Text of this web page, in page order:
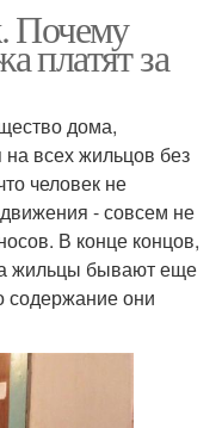
Почему
платят за
дома,
на всех жильцов без
человек не
- совсем не
В конце концов,
жильцы бывают еще
содержание они